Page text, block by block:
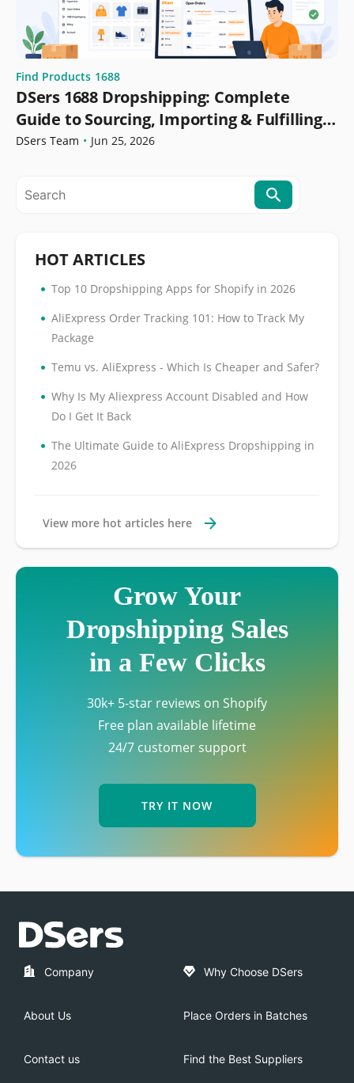
Find Products 1688
DSers 1688 Dropshipping: Complete
Guide to Sourcing, Importing & Fulfilling
Orders
DSers Team • Jun 25, 2026
HOT ARTICLES
• Top 10 Dropshipping Apps for Shopify in 2026
• AliExpress Order Tracking 101: How to Track My
Package
• Temu vs. AliExpress - Which Is Cheaper and Safer?
• Why Is My Aliexpress Account Disabled and How
Do I Get It Back
• The Ultimate Guide to AliExpress Dropshipping in
2026
View more hot articles here
Grow Your
Dropshipping Sales
in a Few Clicks
30k+ 5-star reviews on Shopify
Free plan available lifetime
24/7 customer support
TRY IT NOW
Company
About Us
Contact us
Why Choose DSers
Place Orders in Batches
Find the Best Suppliers